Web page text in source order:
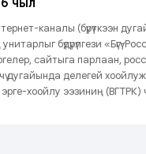
каналы
унитарлыг бүдүрүлгези
сайтыга парлаан,
дугайында делегей
хоойлу ээзиниң